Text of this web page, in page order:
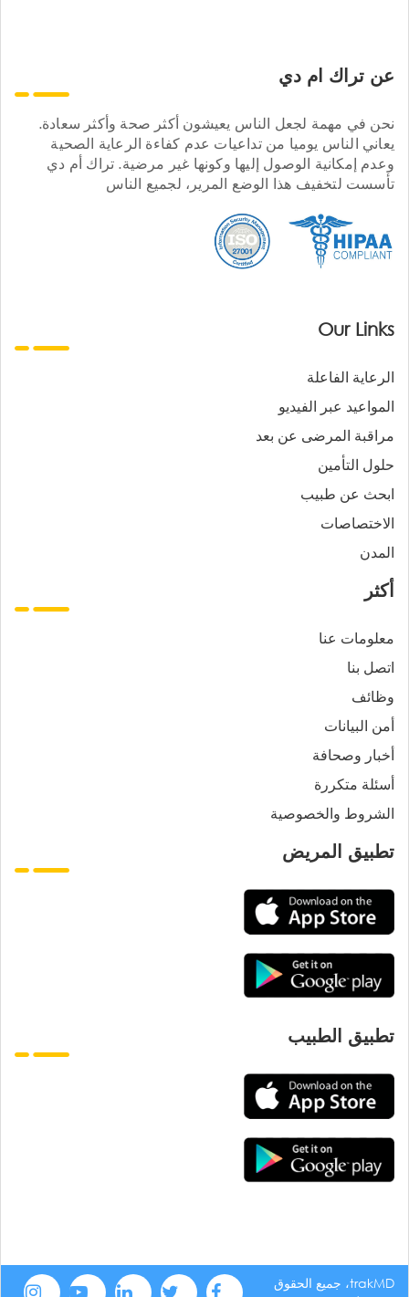
عن تراك ام دي
نحن في مهمة لجعل الناس يعيشون أكثر صحة وأكثر سعادة.
يعاني الناس يوميا من تداعيات عدم كفاءة الرعاية الصحية
وعدم إمكانية الوصول إليها وكونها غير مرضية. تراك أم دي
تأسست لتخفيف هذا الوضع المرير، لجميع الناس
Our Links
الرعاية الفاعلة
المواعيد عبر الفيديو
مراقبة المرضى عن بعد
حلول التأمين
ابحث عن طبيب
الاختصاصات
المدن
أكثر
معلومات عنا
اتصل بنا
وظائف
أمن البيانات
أخبار وصحافة
أسئلة متكررة
الشروط والخصوصية
تطبيق المريض
تطبيق الطبيب
trakMD، جميع الحقوق